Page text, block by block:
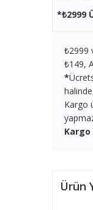
*₺2999
₺2999
₺149,
*
Kargo
Ürün